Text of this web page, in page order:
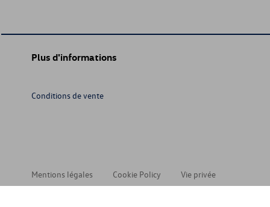
Plus d'informations
Conditions de vente
Mentions légales Cookie Policy
Vie privée